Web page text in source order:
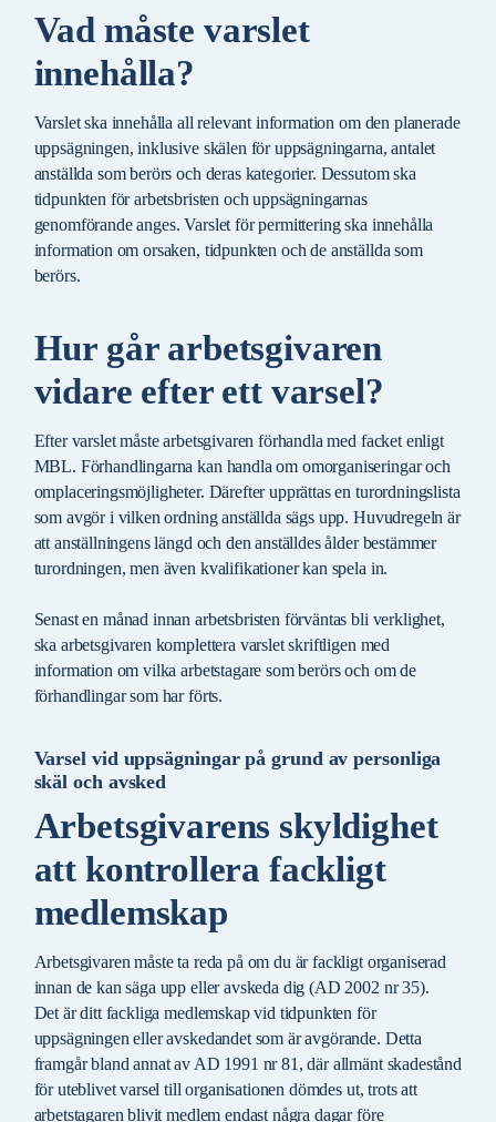
Vad måste varslet
innehålla?
Varslet ska innehålla all relevant information om den planerade
uppsägningen, inklusive skälen för uppsägningarna, antalet
anställda som berörs och deras kategorier. Dessutom ska
tidpunkten för arbetsbristen och uppsägningarnas
genomförande anges. Varslet för permittering ska innehålla
information om orsaken, tidpunkten och de anställda som
berörs.
Hur går arbetsgivaren
vidare efter ett varsel?
Efter varslet måste arbetsgivaren förhandla med facket enligt
MBL. Förhandlingarna kan handla om omorganiseringar och
omplaceringsmöjligheter. Därefter upprättas en turordningslista
som avgör i vilken ordning anställda sägs upp. Huvudregeln är
att anställningens längd och den anställdes ålder bestämmer
turordningen, men även kvalifikationer kan spela in.
Senast en månad innan arbetsbristen förväntas bli verklighet,
ska arbetsgivaren komplettera varslet skriftligen med
information om vilka arbetstagare som berörs och om de
förhandlingar som har förts.
Varsel vid uppsägningar på grund av personliga
skäl och avsked
Arbetsgivarens skyldighet
att kontrollera fackligt
medlemskap
Arbetsgivaren måste ta reda på om du är fackligt organiserad
innan de kan säga upp eller avskeda dig (AD 2002 nr 35).
Det är ditt fackliga medlemskap vid tidpunkten för
uppsägningen eller avskedandet som är avgörande. Detta
framgår bland annat av AD 1991 nr 81, där allmänt skadestånd
för uteblivet varsel till organisationen dömdes ut, trots att
arbetstagaren blivit medlem endast några dagar före